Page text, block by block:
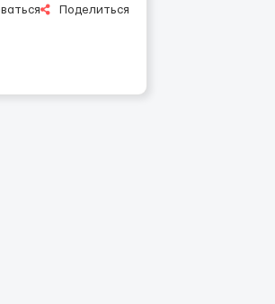
Поделиться